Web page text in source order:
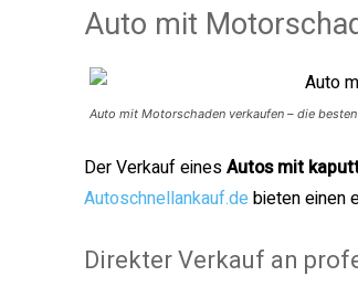
Auto mit
Auto mit Motorschaden verkaufen – die
Der Verkauf einesAutos mit
Autoschnellankauf.de bieten einen
Direkter Verkauf an